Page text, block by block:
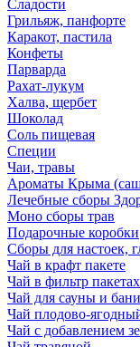
Сладости
Грильяж, панфорте
Каракот, пастила
Конфеты
Парварда
Рахат-лукум
Халва, щербет
Шоколад
Соль пищевая
Специи
Чаи, травы
Ароматы Крыма
Лечебные сборы
Моно сборы трав
Подарочные коробки
Сборы для настоек,
Чай в крафт пакете
Чай в фильтр пакетах
Чай для сауны и бани
Чай плодово-
Чай с добавлением